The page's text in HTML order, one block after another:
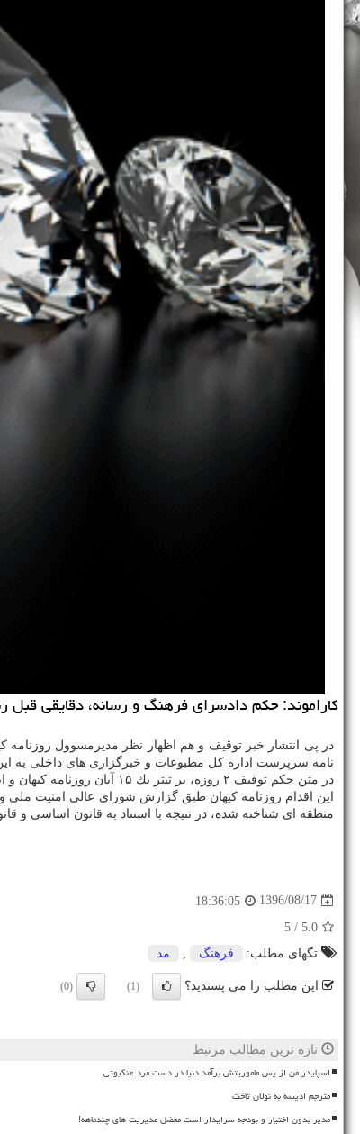
كاراموند: حكم دادسرای فرهنگ و رسانه، دقایقی قبل
در پی انتشار خبر توقیف و هم اظهار نظر مدیرمسوول روزنامه
نامه سرپرست اداره كل مطبوعات و خبرگزاری های داخلی به این
در متن حكم توقیف ۲ روزه، بر تیتر یك ۱۵ آبان روزنامه كیهان و اصرار بر ارتكاب تخلف در مطلب تیتر یك ۱۶ آبان ماه این روزنامه تاكید شده است.
این اقدام روزنامه كیهان طبق گزارش شورای عالی امنیت
منطقه ای شناخته شده، در نتیجه با استناد به قانون اساسی و قانون مطبوعات،
1396/08/17
18:36:05
5.0
/ 5
تگهای مطلب:
فرهنگ مد
این مطلب را می پسندید؟ (1)
(0)
تازه ترین مطالب مرتبط
اسپایدر من از پس ماموریتش برآمد دنیا در دست مرد عنکبوتی
مترجم ادیسه به نولان تاخت
مدیر بدون اختیار و بودجه سرایدار است معضل مدیریت های چندماهه!